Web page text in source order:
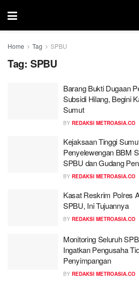
Home Tag SPBU
Tag: SPBU
Barang Bukti Dugaan
Subsidi Hilang, Begini
Sumut
BY REDAKSI METROASIA.CO
Kejaksaan Tinggi
Penyelewengan BBM
SPBU dan Gudang
BY REDAKSI METROASIA.CO
Kasat Reskrim Polres
SPBU, Ini Tujuannya
BY REDAKSI METROASIA.CO
Monitoring Seluruh
Ingatkan Pengusaha
Penyimpangan
BY REDAKSI METROASIA.CO